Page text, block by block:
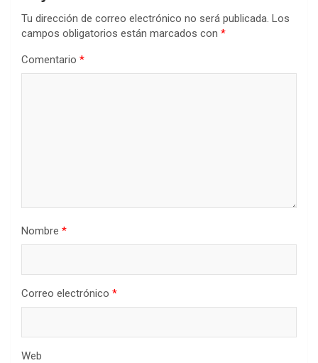
Tu dirección de correo electrónico no será publicada. Los
campos obligatorios están marcados con *
Comentario *
Nombre *
Correo electrónico *
Web